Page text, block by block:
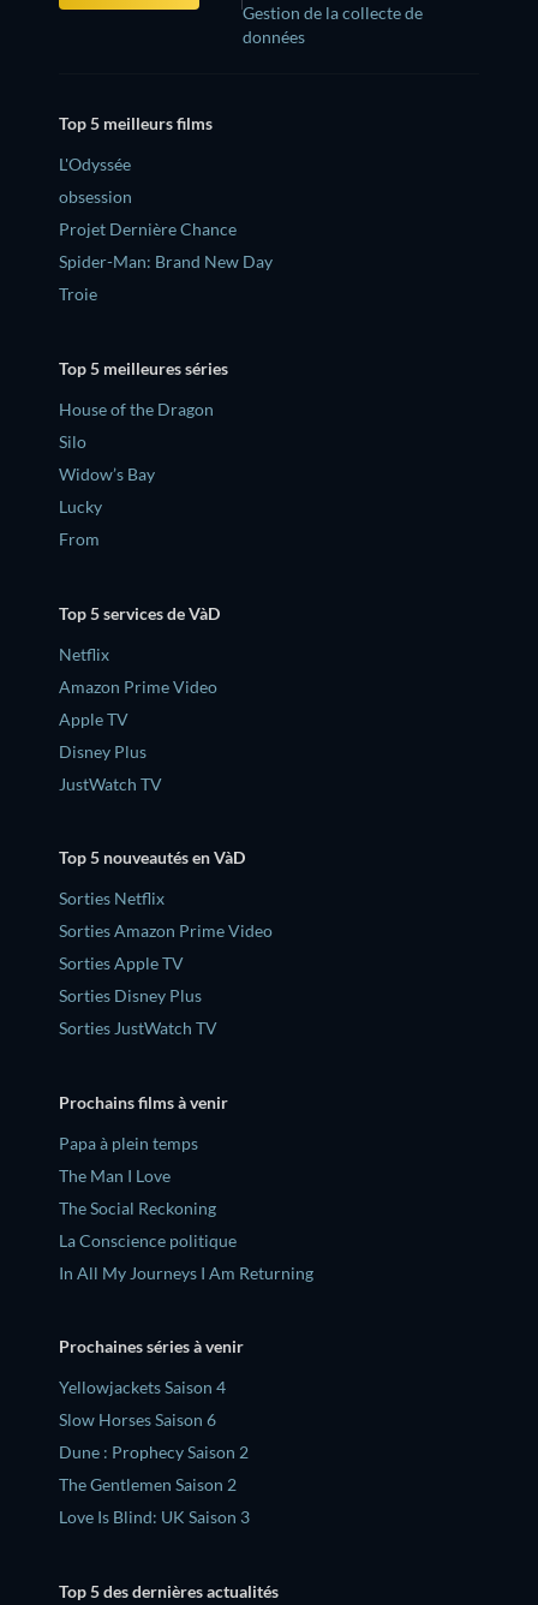
Gestion de la collecte de
données
Top 5 meilleurs films
L'Odyssée
obsession
Projet Dernière Chance
Spider-Man: Brand New Day
Troie
Top 5 meilleures séries
House of the Dragon
Silo
Widow’s Bay
Lucky
From
Top 5 services de VàD
Netflix
Amazon Prime Video
Apple TV
Disney Plus
JustWatch TV
Top 5 nouveautés en VàD
Sorties Netflix
Sorties Amazon Prime Video
Sorties Apple TV
Sorties Disney Plus
Sorties JustWatch TV
Prochains films à venir
‎Papa à plein temps
The Man I Love
The Social Reckoning
La Conscience politique
In All My Journeys I Am Returning
Prochaines séries à venir
Yellowjackets Saison 4
Slow Horses Saison 6
Dune : Prophecy Saison 2
The Gentlemen Saison 2
Love Is Blind: UK Saison 3
Top 5 des dernières actualités